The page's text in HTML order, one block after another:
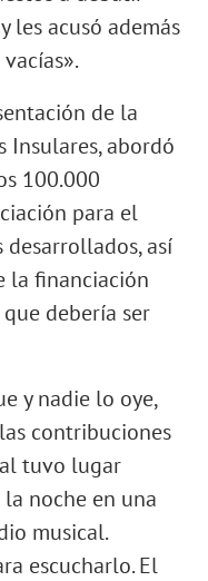
les acusó además
de la
Insulares, abordó
100.000
para el
así
la financiación
debería ser
y nadie lo oye,
contribuciones
tuvo lugar
noche en una
musical.
escucharlo. El